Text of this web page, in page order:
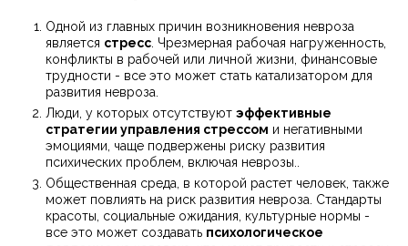
Одной из главных причин возникновения невроза
является стресс . Чрезмерная рабочая нагруженность,
конфликты в рабочей или личной жизни, финансовые
трудности - все это может стать катализатором для
развития невроза.
Люди, у которых отсутствуют эффективные
стратегии управления стрессом и негативными
эмоциями, чаще подвержены риску развития
психических проблем, включая неврозы..
Общественная среда, в которой растет человек, также
может повлиять на риск развития невроза. Стандарты
красоты, социальные ожидания, культурные нормы -
все это может создавать психологическое